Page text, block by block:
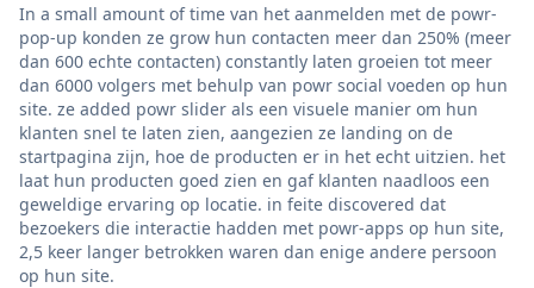
In a small amount of time van het aanmelden met de powr-
pop-up konden ze grow hun contacten meer dan 250% (meer
dan 600 echte contacten) constantly laten groeien tot meer
dan 6000 volgers met behulp van powr social voeden op hun
site. ze added powr slider als een visuele manier om hun
klanten snel te laten zien, aangezien ze landing on de
startpagina zijn, hoe de producten er in het echt uitzien. het
laat hun producten goed zien en gaf klanten naadloos een
geweldige ervaring op locatie. in feite discovered dat
bezoekers die interactie hadden met powr-apps op hun site,
2,5 keer langer betrokken waren dan enige andere persoon
op hun site.